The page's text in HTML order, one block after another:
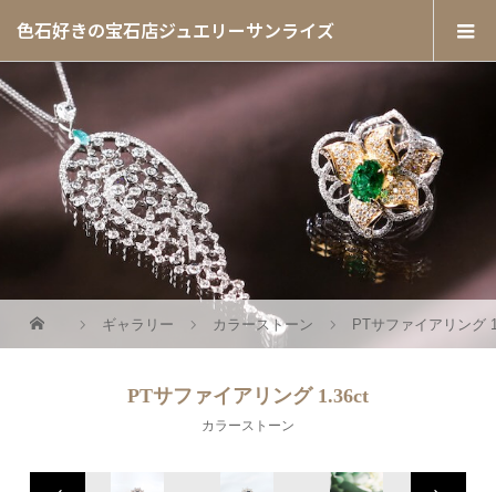
色石好きの宝石店ジュエリーサンライズ
ギャラリー カラーストーン PTサファイアリング
PTサファイアリング 1.36ct
カラーストーン